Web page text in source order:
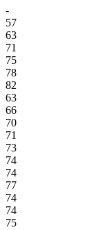
-
57
63
71
75
78
82
63
66
70
71
73
74
74
77
74
74
75